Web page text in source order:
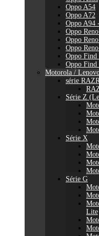
Oppo A54
Oppo A72
Oppo A94
Oppo
Oppo
Oppo
Oppo Find
Oppo
Motorola /
série
Série Z
Série X
Série G
Lite